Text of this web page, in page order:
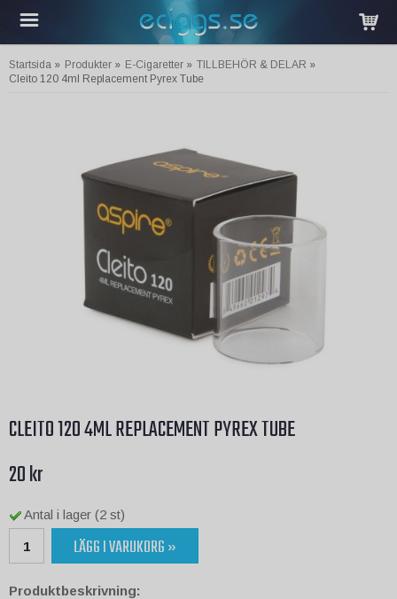
Startsida » Produkter » E-Cigaretter » TILLBEHÖR & DELAR »
Cleito 120 4ml Replacement Pyrex Tube
CLEITO 120 4ML REPLACEMENT PYREX TUBE
20 kr
Antal i lager (2 st)
LÄGG I VARUKORG »
Produktbeskrivning: